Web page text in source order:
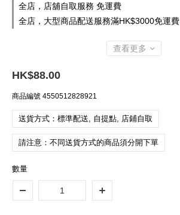
全店，店舖自取服務 免運費
全店，大型商品配送服務滿HK$3000免運費
查看更多
HK$88.00
商品編號 4550512828921
送貨方式：標準配送, 自提點, 店鋪自取
請注意：不同送貨方式的商品須分開下單
數量